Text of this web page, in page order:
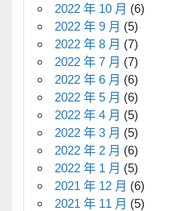
2022 年 10 月 (6)
2022 年 9 月 (5)
2022 年 8 月 (7)
2022 年 7 月 (7)
2022 年 6 月 (6)
2022 年 5 月 (6)
2022 年 4 月 (5)
2022 年 3 月 (5)
2022 年 2 月 (6)
2022 年 1 月 (5)
2021 年 12 月 (6)
2021 年 11 月 (5)